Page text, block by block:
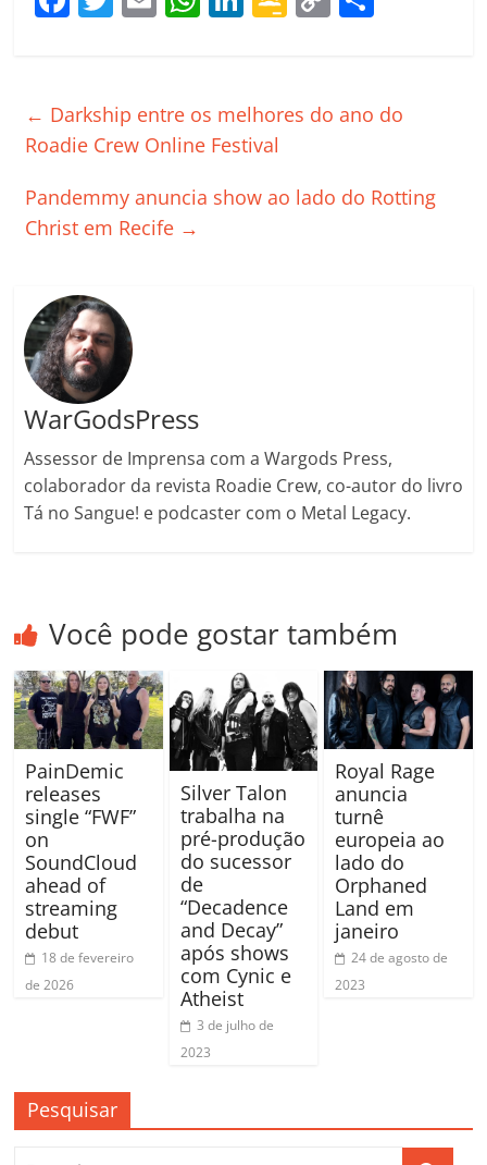
e
b
o
k
er l s
A
p
e
dI
gl
a
y
k
p
h
← Darkship entre os melhores do ano do
Roadie Crew Online Festival
Pandemmy anuncia show ao lado do Rotting
Christ em Recife →
WarGodsPress
Assessor de Imprensa com a Wargods Press,
colaborador da revista Roadie Crew, co-autor do livro
Tá no Sangue! e podcaster com o Metal Legacy.
Você pode gostar também
PainDemic
releases
single “FWF”
on
SoundCloud
ahead of
streaming
debut
18 de fevereiro
de 2026
Silver Talon
trabalha na
pré-produção
do sucessor
de
“Decadence
and Decay”
após shows
com Cynic e
Atheist
3 de julho de
2023
Royal Rage
anuncia
turnê
europeia ao
lado do
Orphaned
Land em
janeiro
24 de agosto de
2023
Pesquisar